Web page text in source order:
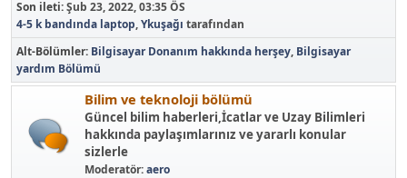
Son ileti:Şub 23, 2022, 03:35 ÖS
4-5 k bandında laptop,Ykuşağı tarafından
Alt-Bölümler Bilgisayar Donanım hakkında herşey Bilgisayar
yardım Bölümü
Bilim ve teknoloji bölümü
Güncel bilim haberleri,İcatlar ve Uzay Bilimleri
hakkında paylaşımlarınız ve yararlı konular
sizlerle
Moderatör:aero